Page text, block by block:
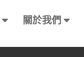
關於我們